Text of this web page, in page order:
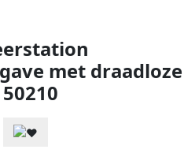
met draadloze